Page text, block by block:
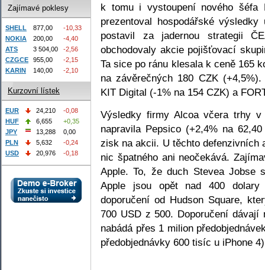
k tomu i vystoupení nového šéfa
prezentoval hospodářské
postavil za jadernou strategii
obchodovaly akcie pojišťovací
Ta sice po ránu klesala k ceně 165
na závěrečných 180 CZK
KIT Digital (-1% na 154 CZK) a
Výsledky firmy Alcoa včera trhy
napravila Pepsico (+2,4% na
zisk na akcii. U těchto defenzivních
nic špatného ani neočekává.
Apple. To, že duch Stevea
Apple jsou opět nad 400
doporučení od Hudson Square,
700 USD z 500. Doporučení dávají
nabádá přes 1 milion
předobjednávky 600 tisíc u iPhone
Zajímavé poklesy
SHELL 877,00
-10,33
NOKIA
200,00
-4,40
ATS
3 504,00
-2,56
CZGCE
955,00
-2,15
KARIN
140,00 -2,10
Kurzovní lístek
EUR 24,210
-0,08
HUF
6,655
+0,35
JPY
13,288
0,00
PLN
5,632
-0,24
USD
20,976 -0,18